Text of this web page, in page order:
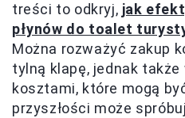
treści to odkryj, jak
płynów do toalet
Można rozważyć zakup
tylną klapę, jednak także
kosztami, które mogą
przyszłości może